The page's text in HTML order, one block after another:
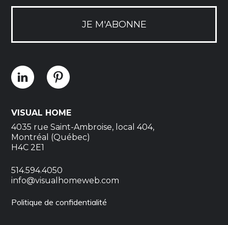
JE M'ABONNE
VISUAL HOME
4035 rue Saint-Ambroise, local 404,
Montréal (Québec)
H4C 2E1
514.594.4050
info@visualhomeweb.com
Politique de confidentialité